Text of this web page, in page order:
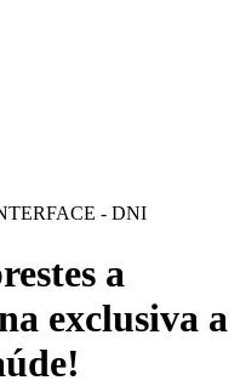
de Infeções
Urologia
Cirúrgicas
de Saúde - DNI
a
exclusiva a